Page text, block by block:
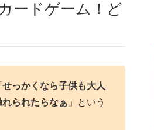
せっかくなら子供も大人
られたらなぁ 」という